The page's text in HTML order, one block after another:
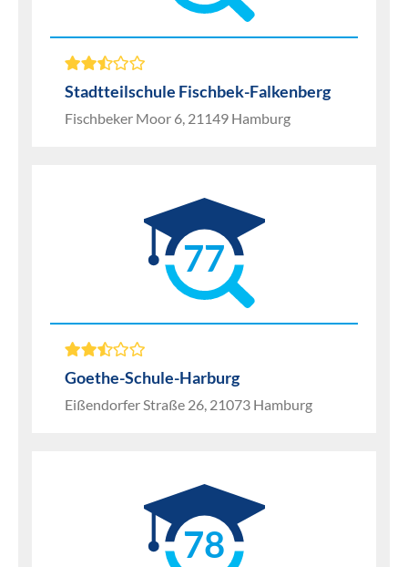
Stadtteilschule Fischbek-Falkenberg
Fischbeker Moor 6, 21149 Hamburg
77
Goethe-Schule-Harburg
Eißendorfer Straße 26, 21073 Hamburg
78